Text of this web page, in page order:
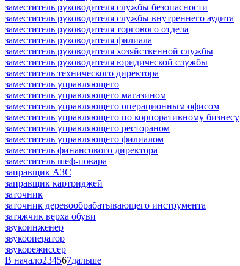
заместитель руководителя службы безопасности
заместитель руководителя службы внутреннего аудита
заместитель руководителя торгового отдела
заместитель руководителя филиала
заместитель руководителя хозяйственной службы
заместитель руководителя юридической службы
заместитель технического директора
заместитель управляющего
заместитель управляющего магазином
заместитель управляющего операционным офисом
заместитель управляющего по корпоративному бизнесу
заместитель управляющего рестораном
заместитель управляющего филиалом
заместитель финансового директора
заместитель шеф-повара
заправщик АЗС
заправщик картриджей
заточник
заточник деревообрабатывающего инструмента
затяжчик верха обуви
звукоинженер
звукооператор
звукорежиссер
В начало234567дальше